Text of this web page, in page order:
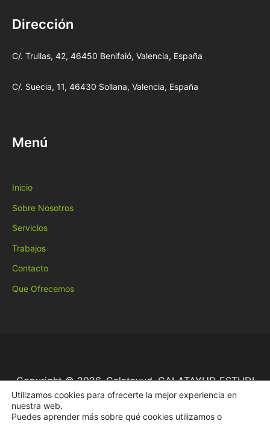
Dirección
C/. Trullas, 42, 46450 Benifaió, Valencia, España
C/. Suecia, 11, 46430 Sollana, Valencia, España
Menú
Inicio
Sobre Nosotros
Servicios
Trabajos
Contacto
Que Ofrecemos
Copyright © 2026, Calatayud, CALATAYUD ESTUDI
GRAFIC S.L. -Diseño Web- Aviso Legal-Política de
Utilizamos cookies para ofrecerte la mejor experiencia en
nuestra web.
Puedes aprender más sobre qué cookies utilizamos o